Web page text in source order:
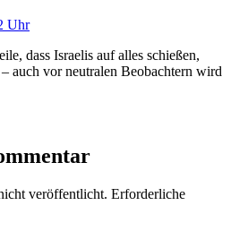
Uhr
dass Israelis auf alles schießen,
auch vor neutralen Beobachtern wird
veröffentlicht. Erforderliche